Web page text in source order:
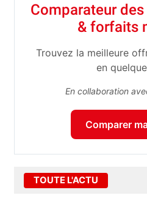
Comparateur
& forfaits
Trouvez la meilleure
en
En collaboration
Comparer
TOUTE L'ACTU